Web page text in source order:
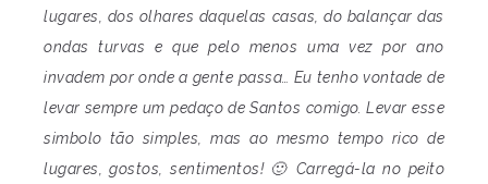
lugares, dos olhares daquelas casas, do balançar das
ondas turvas e que pelo menos uma vez por ano
invadem por onde a gente passa… Eu tenho vontade de
levar sempre um pedaço de Santos comigo. Levar esse
simbolo tão simples, mas ao mesmo tempo rico de
lugares, gostos, sentimentos! 🙂 Carregá-la no peito